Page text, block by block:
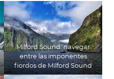
Milford Sound: navegar
entre las imponentes
fiordos de Milford Sound